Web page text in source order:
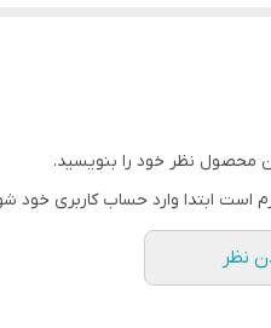
محصول نظر خود را بنویسید.
است ابتدا وارد حساب کاربری خود
نظر